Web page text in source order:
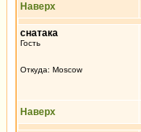
Наверх
снатака
Гость
Откуда: Moscow
Наверх